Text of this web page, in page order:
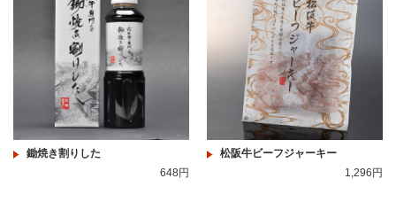
鋤焼き割りした
648円
松阪牛ビーフジャーキー
1,296円